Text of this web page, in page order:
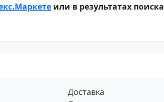
или в результатах поиска
Доставка